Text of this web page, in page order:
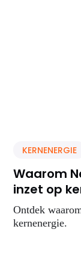
KERNENERGIE
Waarom
inzet op
Ontdek
kernenergie.